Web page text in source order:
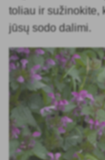
toliau ir sužinokite,
jūsų sodo dalimi.